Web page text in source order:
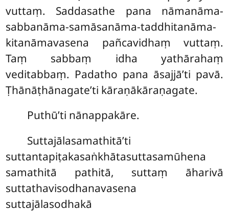
vuttaṃ. Saddasathe pana nāmanāma-
sabbanāma-samāsanāma-taddhitanāma-
kitanāmavasena pañcavidhaṃ vuttaṃ.
Taṃ sabbaṃ idha yathārahaṃ
veditabbaṃ. Padatho pana āsajjā’ti pavā.
Ṭhānāṭhānagate’ti kāraṇākāraṇagate.
Puthū’ti nānappakāre.
Suttajālasamathitā’ti
suttantapiṭakasaṅkhātasuttasamūhena
samathitā pathitā, suttaṃ āharivā
suttathavisodhanavasena
suttajālasodhakā